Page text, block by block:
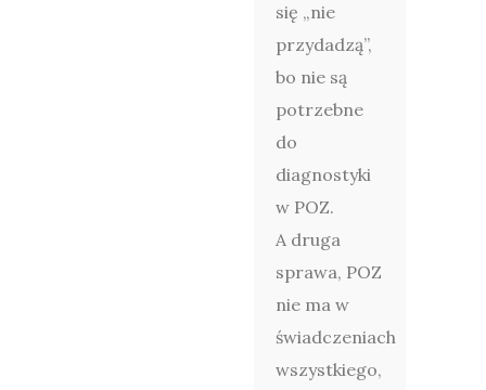
się „nie
przydadzą”,
bo nie są
potrzebne
do
diagnostyki
w POZ.
A druga
sprawa, POZ
nie ma w
świadczeniach
wszystkiego,